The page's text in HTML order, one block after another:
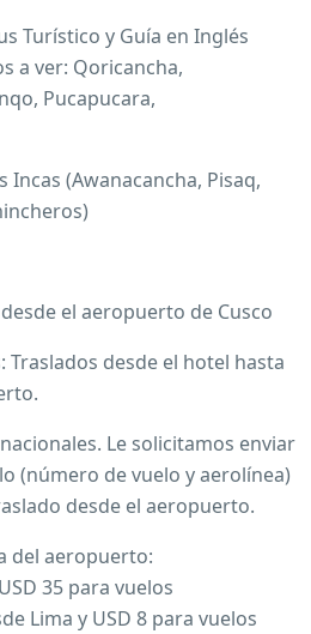
Turístico y Guía en Inglés
a ver: Qoricancha,
Pucapucara,
Incas (Awanacancha, Pisaq,
el aeropuerto de Cusco
Traslados desde el hotel hasta
Le solicitamos enviar
(número de vuelo y aerolínea)
desde el aeropuerto.
del aeropuerto:
35 para vuelos
Lima y USD 8 para vuelos